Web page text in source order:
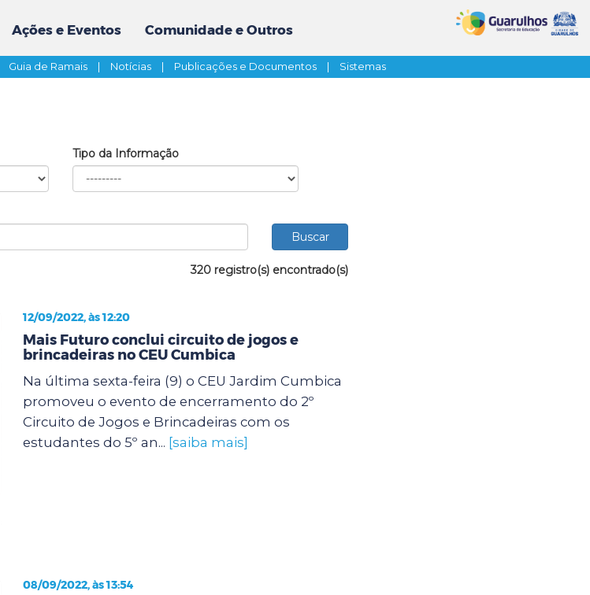
Ações e Eventos Comunidade e Outros
Guia de Ramais | Notícias | Publicações e Documentos | Sistemas
Tipo da Informação
320 registro(s) encontrado(s)
12/09/2022, às 12:20
Mais Futuro conclui circuito de jogos e
brincadeiras no CEU Cumbica
Na última sexta-feira (9) o CEU Jardim Cumbica
promoveu o evento de encerramento do 2º
Circuito de Jogos e Brincadeiras com os
estudantes do 5º an... [saiba mais]
08/09/2022, às 13:54